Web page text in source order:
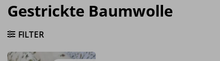
Gestrickte Baumwolle
FILTER